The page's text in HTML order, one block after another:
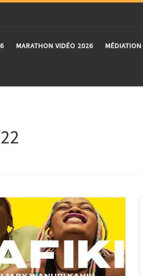
MARATHON VIDÉO 2026
lundi 20 juin 2022 au Cinéma Le
[…]